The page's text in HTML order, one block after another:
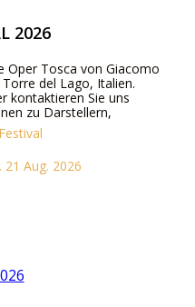
2026
Oper Tosca von Giacomo
del Lago, Italien.
kontaktieren Sie uns
zu Darstellern,
21 Aug. 2026